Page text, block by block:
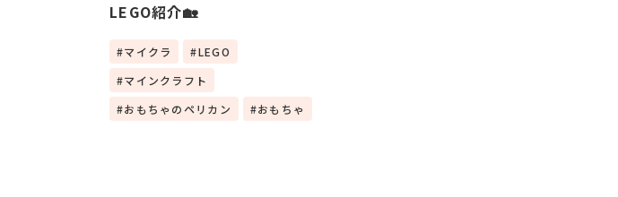
LEGO紹介🏡
マイクラ
LEGO
マインクラフト
おもちゃのペリカン
おもちゃ